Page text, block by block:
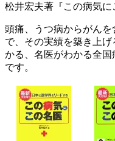
松井宏夫著『この病気に
頭痛、うつ病からがん
で、その実績を築き上
かる、名医がわかる全
です。